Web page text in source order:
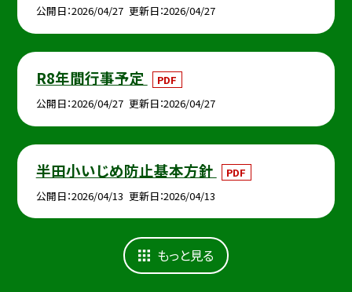
公開日 2026/04/27 更新日 2026/04/27
R8年間行事予定
PDF
公開日 2026/04/27 更新日 2026/04/27
半田小いじめ防止基本方針
PDF
公開日 2026/04/13 更新日 2026/04/13
もっと見る